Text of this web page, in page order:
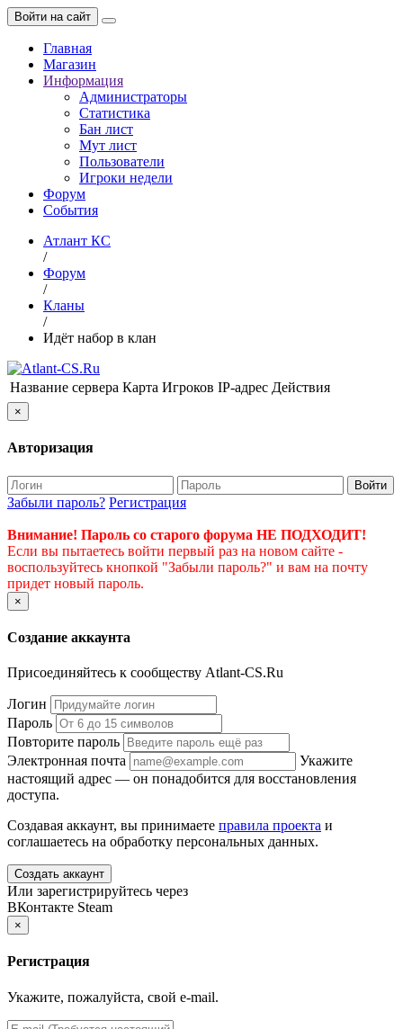
Войти на сайт
Главная
Магазин
Информация
Администраторы
Статистика
Бан лист
Мут лист
Пользователи
Игроки недели
Форум
События
Атлант КС
/
Форум
/
Кланы
/
Идёт набор в клан
Название сервера Карта Игроков IP-адрес Действия
×
Авторизация
Войти
Забыли пароль? Регистрация
Внимание! Пароль со старого форума НЕ ПОДХОДИТ!
Если вы пытаетесь войти первый раз на новом сайте -
воспользуйтесь кнопкой "Забыли пароль?" и вам на почту
придет новый пароль.
×
Создание аккаунта
Присоединяйтесь к сообществу Atlant-CS.Ru
Логин
Пароль
Повторите пароль
Электронная почта
Укажите
настоящий адрес — он понадобится для восстановления
доступа.
Создавая аккаунт, вы принимаете правила проекта и
соглашаетесь на обработку персональных данных.
Создать аккаунт
Или зарегистрируйтесь через
ВКонтакте Steam
×
Регистрация
Укажите, пожалуйста, свой e-mail.